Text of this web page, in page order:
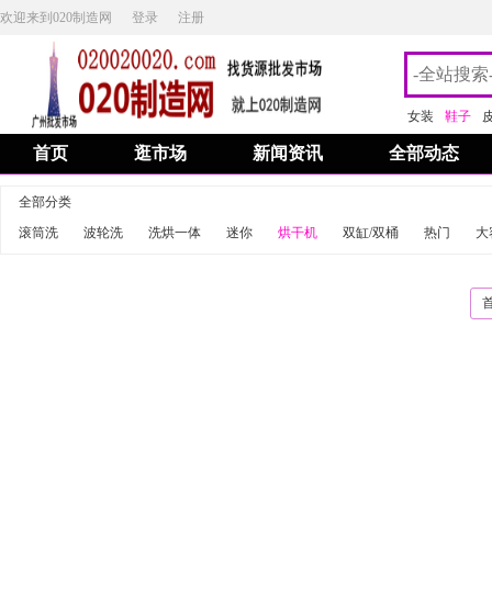
欢迎来到020制造网 登录 注册
女装 鞋子
首页 逛市场 新闻资讯 全部动态
全部分类
滚筒洗
波轮洗 洗烘一体 迷你 烘干机 双缸/双桶 热门 大